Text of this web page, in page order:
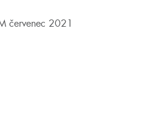
červenec 2021